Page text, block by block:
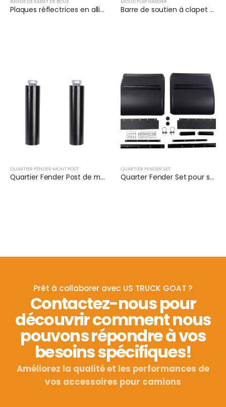
Plaques réflectrices en alliage d'aluminium pour remorque | XKJ-MFS-Q24AL Barre de soutien à clapet de boue à angle pour semi-remorques | XKJ-MFH-S2C
QUARTIER FENDER MONT POST
Quartier Fender Post de montage ​ (Couple) | XKJ-QFS24BK
QUARTIER FENDER SET
Quarter Fender Set pour semi-camion | XKJ-QFS24BKLS
Prêt à collaborer avec US TRUCK GOAT ?
Contactez-nous pour
découvrir comment nous
pouvons répondre à vos
besoins spécifiques!
Améliorez la qualité et les performances de
vos accessoires pour camions